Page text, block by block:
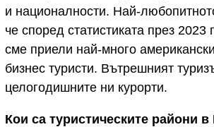
и националности. Най-
че според статистиката през
сме приели най-много
бизнес туристи. Вътрешният
целогодишните ни курорти.
Кои са туристическите райони